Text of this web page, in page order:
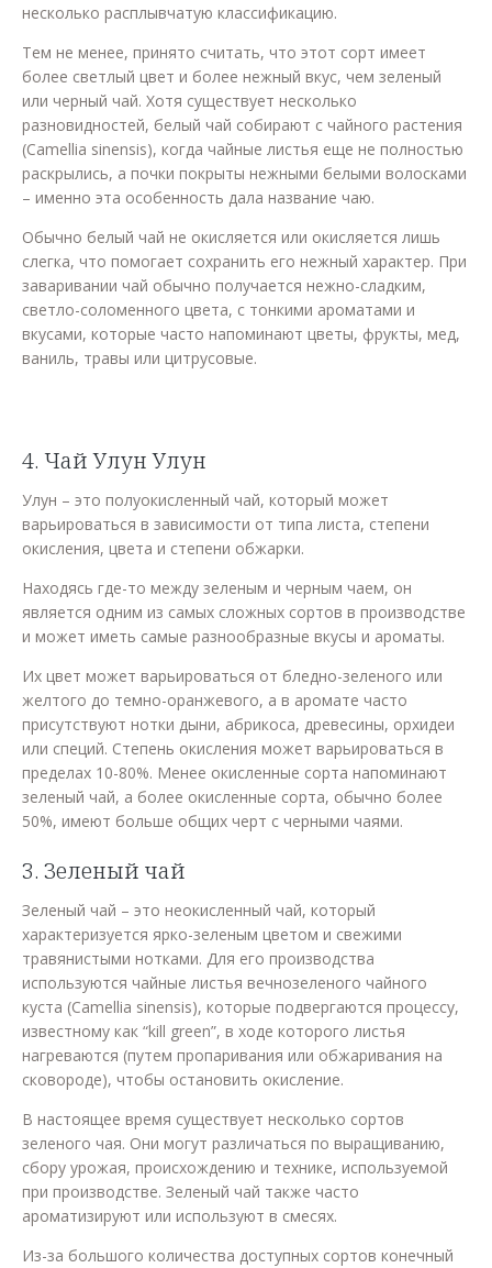
несколько расплывчатую классификацию.
Тем не менее, принято считать, что этот сорт имеет
более светлый цвет и более нежный вкус, чем зеленый
или черный чай. Хотя существует несколько
разновидностей, белый чай собирают с чайного растения
(Camellia sinensis), когда чайные листья еще не полностью
раскрылись, а почки покрыты нежными белыми волосками
– именно эта особенность дала название чаю.
Обычно белый чай не окисляется или окисляется лишь
слегка, что помогает сохранить его нежный характер. При
заваривании чай обычно получается нежно-сладким,
светло-соломенного цвета, с тонкими ароматами и
вкусами, которые часто напоминают цветы, фрукты, мед,
ваниль, травы или цитрусовые.
4. Чай Улун Улун
Улун – это полуокисленный чай, который может
варьироваться в зависимости от типа листа, степени
окисления, цвета и степени обжарки.
Находясь где-то между зеленым и черным чаем, он
является одним из самых сложных сортов в производстве
и может иметь самые разнообразные вкусы и ароматы.
Их цвет может варьироваться от бледно-зеленого или
желтого до темно-оранжевого, а в аромате часто
присутствуют нотки дыни, абрикоса, древесины, орхидеи
или специй. Степень окисления может варьироваться в
пределах 10-80%. Менее окисленные сорта напоминают
зеленый чай, а более окисленные сорта, обычно более
50%, имеют больше общих черт с черными чаями.
3. Зеленый чай
Зеленый чай – это неокисленный чай, который
характеризуется ярко-зеленым цветом и свежими
травянистыми нотками. Для его производства
используются чайные листья вечнозеленого чайного
куста (Camellia sinensis), которые подвергаются процессу,
известному как “kill green”, в ходе которого листья
нагреваются (путем пропаривания или обжаривания на
сковороде), чтобы остановить окисление.
В настоящее время существует несколько сортов
зеленого чая. Они могут различаться по выращиванию,
сбору урожая, происхождению и технике, используемой
при производстве. Зеленый чай также часто
ароматизируют или используют в смесях.
Из-за большого количества доступных сортов конечный